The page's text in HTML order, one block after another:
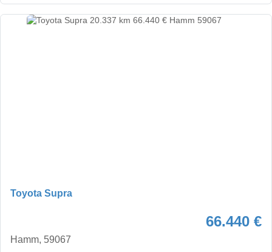
Toyota Supra
66.440 €
Hamm, 59067